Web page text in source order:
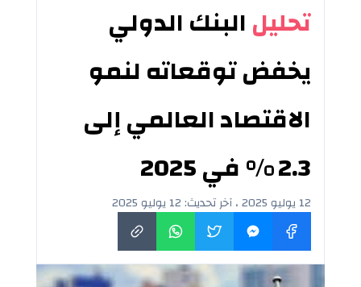
تحليلالبنك الدولي
يخفض توقعاته لنمو
الاقتصاد العالمي إلى
2.3 % في 2025
12 يوليو 2025 ، آخر تحديث: 12 يوليو 2025